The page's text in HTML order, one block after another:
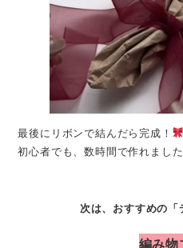
最後にリボンで結んだら完成！
初心者でも、数時間で作れまし
次は、おすすめの
編み物